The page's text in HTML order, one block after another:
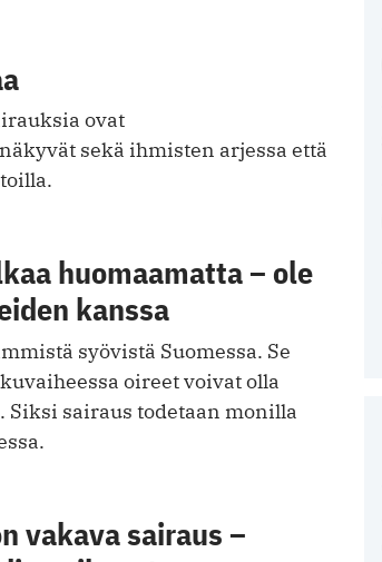
ovat
sekä ihmisten arjessa että
huomaamatta – ole
kanssa
syövistä Suomessa. Se
oireet voivat olla
sairaus todetaan monilla
vakava sairaus –